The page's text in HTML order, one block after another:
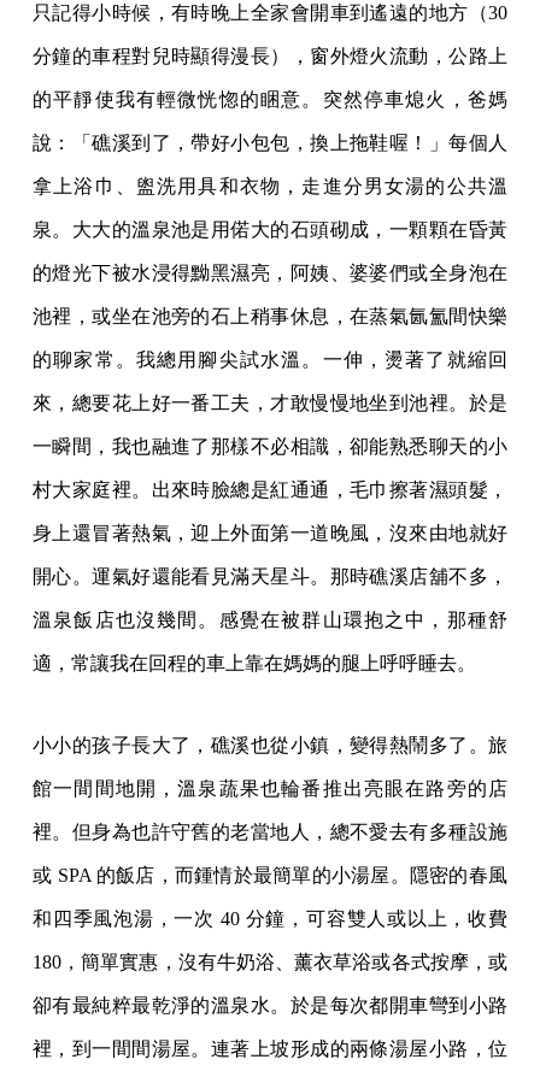
只記得小時候，有時晚上全家會開車到遙遠的地方（30
分鐘的車程對兒時顯得漫長），窗外燈火流動，公路上
的平靜使我有輕微恍惚的睏意。突然停車熄火，爸媽
說：「礁溪到了，帶好小包包，換上拖鞋喔！」每個人
拿上浴巾、盥洗用具和衣物，走進分男女湯的公共溫
泉。大大的溫泉池是用偌大的石頭砌成，一顆顆在昏黃
的燈光下被水浸得黝黑濕亮，阿姨、婆婆們或全身泡在
池裡，或坐在池旁的石上稍事休息，在蒸氣氤氳間快樂
的聊家常。我總用腳尖試水溫。一伸，燙著了就縮回
來，總要花上好一番工夫，才敢慢慢地坐到池裡。於是
一瞬間，我也融進了那樣不必相識，卻能熟悉聊天的小
村大家庭裡。出來時臉總是紅通通，毛巾擦著濕頭髮，
身上還冒著熱氣，迎上外面第一道晚風，沒來由地就好
開心。運氣好還能看見滿天星斗。那時礁溪店舖不多，
溫泉飯店也沒幾間。感覺在被群山環抱之中，那種舒
適，常讓我在回程的車上靠在媽媽的腿上呼呼睡去。
小小的孩子長大了，礁溪也從小鎮，變得熱鬧多了。旅
館一間間地開，溫泉蔬果也輪番推出亮眼在路旁的店
裡。但身為也許守舊的老當地人，總不愛去有多種設施
或 SPA 的飯店，而鍾情於最簡單的小湯屋。隱密的春風
和四季風泡湯，一次 40 分鐘，可容雙人或以上，收費
180，簡單實惠，沒有牛奶浴、薰衣草浴或各式按摩，或
卻有最純粹最乾淨的溫泉水。於是每次都開車彎到小路
裡，到一間間湯屋。連著上坡形成的兩條湯屋小路，位